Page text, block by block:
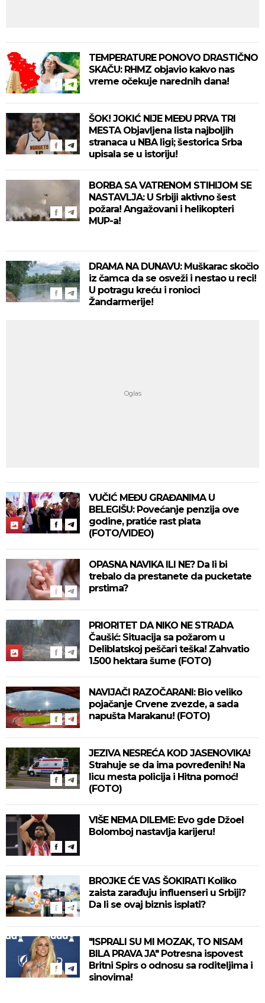
TEMPERATURE PONOVO DRASTIČNO
SKAČU: RHMZ objavio kakvo nas
vreme očekuje narednih dana!
ŠOK! JOKIĆ NIJE MEĐU PRVA TRI
MESTA Objavljena lista najboljih
stranaca u NBA ligi; šestorica Srba
upisala se u istoriju!
BORBA SA VATRENOM STIHIJOM SE
NASTAVLJA: U Srbiji aktivno šest
požara! Angažovani i helikopteri
MUP-a!
DRAMA NA DUNAVU: Muškarac skočio
iz čamca da se osveži i nestao u reci!
U potragu kreću i ronioci
Žandarmerije!
VUČIĆ MEĐU GRAĐANIMA U
BELEGIŠU: Povećanje penzija ove
godine, pratiće rast plata
(FOTO/VIDEO)
OPASNA NAVIKA ILI NE? Da li bi
trebalo da prestanete da pucketate
prstima?
PRIORITET DA NIKO NE STRADA
Čaušić: Situacija sa požarom u
Deliblatskoj peščari teška! Zahvatio
1.500 hektara šume (FOTO)
NAVIJAČI RAZOČARANI: Bio veliko
pojačanje Crvene zvezde, a sada
napušta Marakanu! (FOTO)
JEZIVA NESREĆA KOD JASENOVIKA!
Strahuje se da ima povređenih! Na
licu mesta policija i Hitna pomoć!
(FOTO)
VIŠE NEMA DILEME: Evo gde Džoel
Bolomboj nastavlja karijeru!
BROJKE ĆE VAS ŠOKIRATI Koliko
zaista zarađuju influenseri u Srbiji?
Da li se ovaj biznis isplati?
"ISPRALI SU MI MOZAK, TO NISAM
BILA PRAVA JA" Potresna ispovest
Britni Spirs o odnosu sa roditeljima i
sinovima!